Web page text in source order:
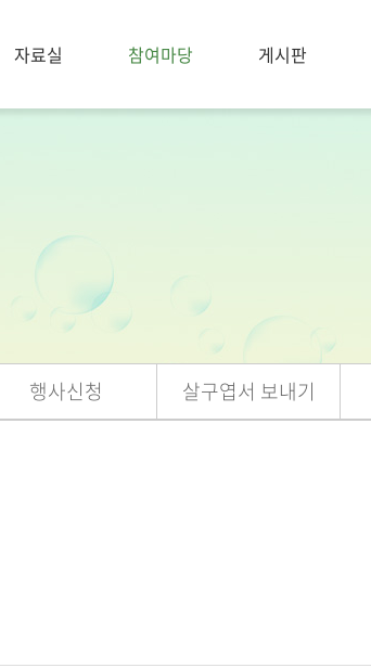
자료실 참여마당 게시판
행사신청 살구엽서 보내기